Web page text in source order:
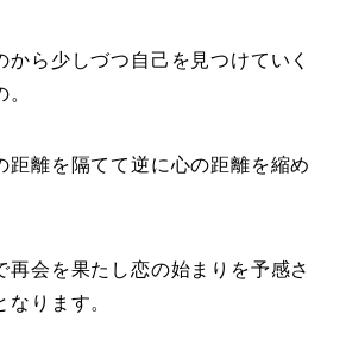
から少しづつ自己を見つけていく
距離を隔てて逆に心の距離を縮め
再会を果たし恋の始まりを予感さ
ります。